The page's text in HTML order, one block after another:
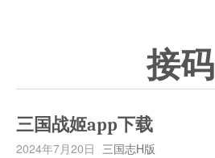
接码
三国战姬app下载
2024年7月20日 三国志H版